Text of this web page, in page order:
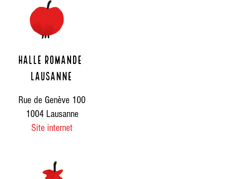
Halle romande
lausanne
Rue de Genève 100
1004 Lausanne
Site internet